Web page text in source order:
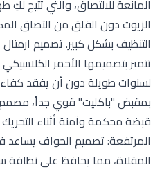
المانعة للالتصاق، والتي تتيح
الزيوت دون القلق من التصاق
التنظيف بشكل كبير. تصميم
تتميز بتصميمها الأحمر
لسنوات طويلة دون أن يفقد
بمقبض "باكليت" قوي جداً، مصمم
قبضة محكمة وآمنة أثناء
المرتفعة: تصميم الحواف يساعد
المقلاة، مما يحافظ على نظافة